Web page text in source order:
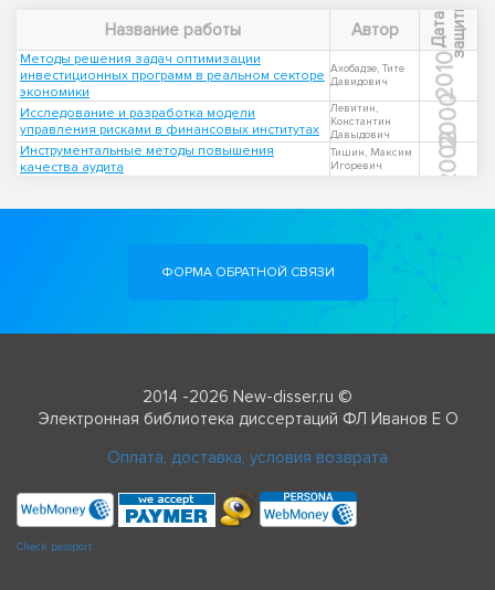
Название работы Автор Д
а
т
а
з
а
щ
и
т ы
Методы решения задач оптимизации
инвестиционных программ в реальном секторе
экономики
Ахобадзе, Тите
Давидович
2010
Исследование и разработка модели
управления рисками в финансовых институтах
Левитин,
Константин
Давыдович
2000
Инструментальные методы повышения
качества аудита
Тишин, Максим
Игоревич
2002
ФОРМА ОБРАТНОЙ СВЯЗИ
2014 -2026 New-disser.ru ©
Электронная библиотека диссертаций ФЛ Иванов Е О
Оплата, доставка, условия возврата
Check passport